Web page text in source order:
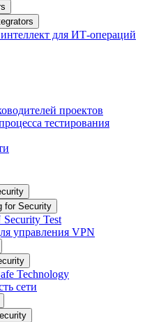
для ИТ-операций
проектов
тестирования
for Security
Test
управления VPN
Technology
сети